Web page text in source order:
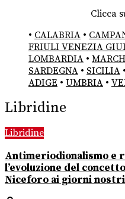
Clicca
• CALABRIA •
FRIULI VENEZIA
LOMBARDIA •
SARDEGNA • SICILIA •
ADIGE • UMBRIA •
Libridine
Libridine
Antimeriodionalismo e
l’evoluzione del
Niceforo ai giorni